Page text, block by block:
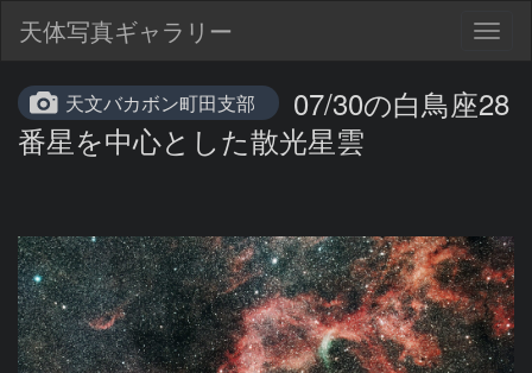
天体写真ギャラリー
天文バカボン町田支部
07/30の白鳥座28
番星を中心とした散光星雲